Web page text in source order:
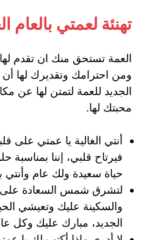
تهنئة لعمتي بالعام
العمة تستحق منك ان تقدم لها
ومن احترامك وتقديرك لها
الجديد للعمة لتمتن لها عن
محبتك لها.
أنتي الغالية يا عمتي على
فيرتاح قلبي، إننا بمناسبة
حياة سعيدة ولك عام وأنتي
لتشرق شمس السعادة على
والسكينة عليك وتعيشي
الجديد، مبارك عليك وكل